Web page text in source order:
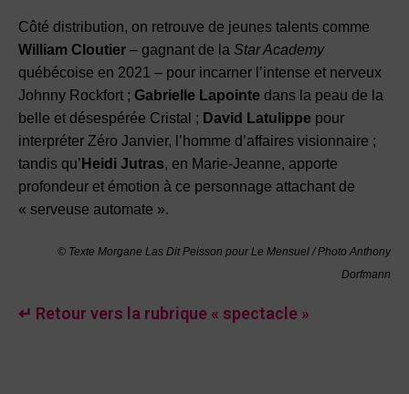
Côté distribution, on retrouve de jeunes talents comme
William Cloutier – gagnant de la Star Academy
québécoise en 2021 – pour incarner l’intense et nerveux
Johnny Rockfort ; Gabrielle Lapointe dans la peau de la
belle et désespérée Cristal ; David Latulippe pour
interpréter Zéro Janvier, l’homme d’affaires visionnaire ;
tandis qu’ Heidi Jutras, en Marie-Jeanne, apporte
profondeur et émotion à ce personnage attachant de
« serveuse automate ».
© Texte Morgane Las Dit Peisson pour Le Mensuel / Photo Anthony
Dorfmann
↵ Retour vers la rubrique « spectacle »